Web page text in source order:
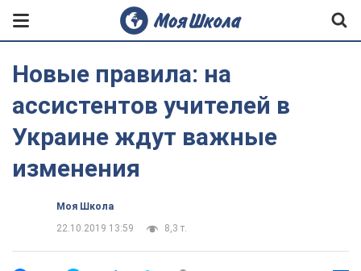
Новые правила: на
ассистентов учителей в
Украине ждут важные
изменения
Моя Школа
22.10.2019 13:59
8,3 т.